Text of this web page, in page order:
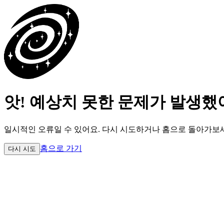
앗! 예상치 못한 문제가 발생했
일시적인 오류일 수 있어요. 다시 시도하거나 홈으로 돌아가보
다시 시도 홈으로 가기